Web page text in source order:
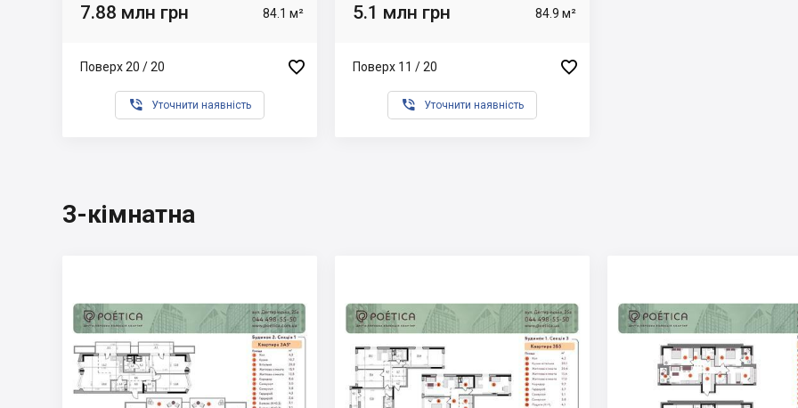
7.88 млн грн 84.1 м²
Поверх 20 / 20 
 Уточнити наявність
5.1 млн грн 84.9 м²
Поверх 11 / 20 
 Уточнити наявність
3-кімнатна